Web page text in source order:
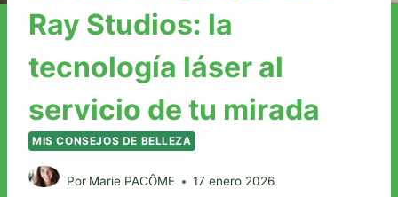
Ray Studios: la
tecnología láser al
servicio de tu mirada
MIS CONSEJOS DE BELLEZA
Por Marie PACÔME 17 enero 2026